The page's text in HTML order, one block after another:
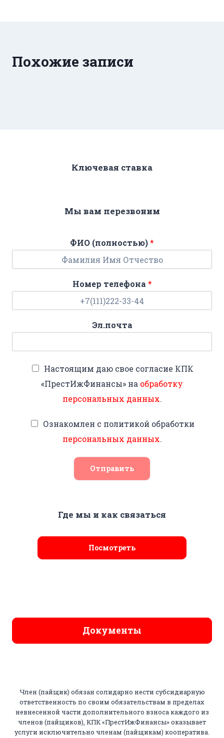
Похожие записи
Ключевая ставка
Мы вам перезвоним
ФИО (полностью)*
Номер телефона *
Эл.почта
Настоящим даю свое согласие КПК
«ПрестИжФинансы» на обработку
персональных данных.
Ознакомлен с политикой обработки
персональных данных.
Отправить
Где мы и как связаться
Посмотреть
Документы
Член (пайщик) обязан солидарно нести субсидиарную
ответственность по своим обязательствам в пределах
невнесенной части дополнительного взноса каждого из
членов (пайщиков), КПК «ПрестИжФинансы» оказывает
услуги исключительно членам (пайщикам) кооператива.